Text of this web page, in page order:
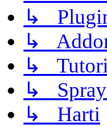
↳
↳
↳
↳
↳ Harti